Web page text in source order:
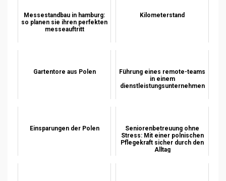
Messestandbau in hamburg:
so planen sie ihren perfekten
messeauftritt
Kilometerstand
Gartentore aus Polen
Führung eines remote-teams
in einem
dienstleistungsunternehmen
Einsparungen der Polen
Seniorenbetreuung ohne
Stress: Mit einer polnischen
Pflegekraft sicher durch den
Alltag